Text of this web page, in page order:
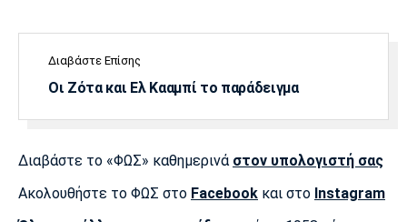
Μπορούσια
Παρί Σεν
Μαρσέιγ
Αστέρας
Διαβάστε Επίσης
Οι Ζότα και Ελ Κααμπί το παράδειγμα
Διαβάστε το «ΦΩΣ» καθημερινά στον υπολογιστή σας
Ακολουθήστε το ΦΩΣ στο Facebook και στο Instagram